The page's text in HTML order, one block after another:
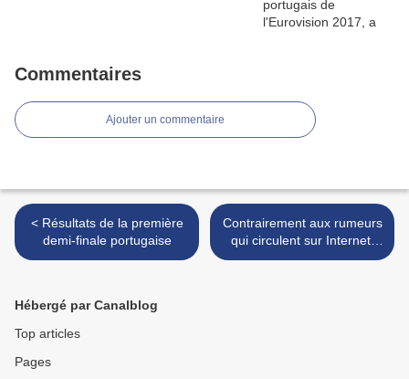
Commentaires
Ajouter un commentaire
< Résultats de la première
demi-finale portugaise
Contrairement aux rumeurs
qui circulent sur Internet,
"Requiem" de Alma
Hébergé par Canalblog
Top articles
Pages